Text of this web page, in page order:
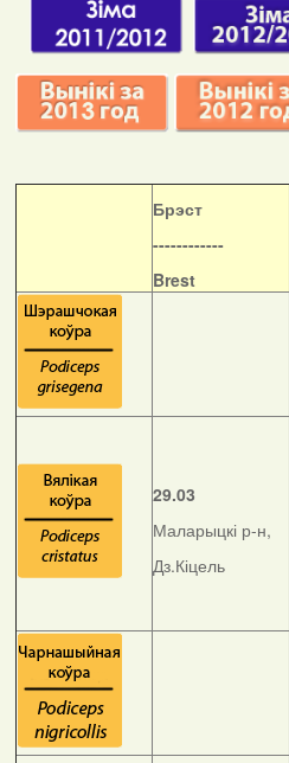
Брэст
------------
Brest
29.03
Маларыцкі р-н,
Дз.Кіцель